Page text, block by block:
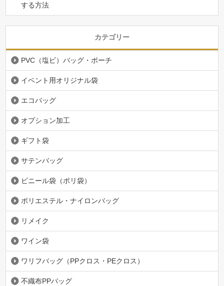
する方法
カテゴリー
PVC（塩ビ）バッグ・ポーチ
イベント用オリジナル袋
エコバッグ
オプション加工
ギフト袋
サテンバッグ
ビニール袋（ポリ袋）
ポリエステル・ナイロンバッグ
リメイク
ワイン袋
ワリフバッグ（PPクロス・PEクロス）
不織布PPバッグ